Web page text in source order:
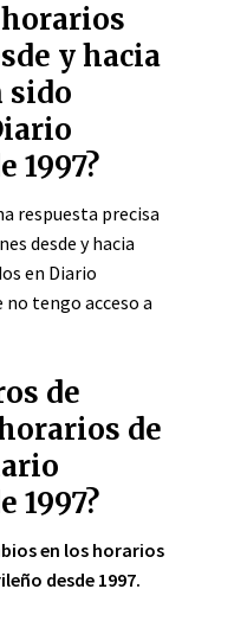
horarios
y hacia
sido
1997?
respuesta precisa
desde y hacia
en Diario
no tengo acceso a
de
de
1997?
en los horarios
desde 1997.